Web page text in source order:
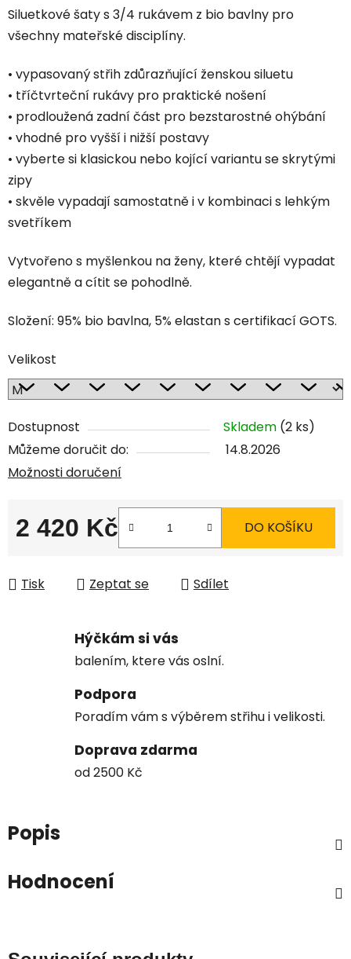
Siluetkové šaty s 3/4 rukávem z bio bavlny pro
všechny mateřské disciplíny.
• vypasovaný střih zdůrazňující ženskou siluetu
• tříčtvrteční rukávy pro praktické nošení
• prodloužená zadní část pro bezstarostné ohýbání
• vhodné pro vyšší i nižší postavy
• vyberte si klasickou nebo kojící variantu se skrytými
zipy
• skvěle vypadají samostatně i v kombinaci s lehkým
svetříkem
Vytvořeno s myšlenkou na ženy, které chtějí vypadat
elegantně a cítit se pohodlně.
Složení: 95% bio bavlna, 5% elastan s certifikací GOTS.
Velikost
Dostupnost Skladem (2 ks)
Můžeme doručit do:
14.8.2026
Možnosti doručení
2 420 Kč DO KOŠÍKU
Tisk Zeptat se Sdílet
Hýčkám si vás
balením, ktere vás oslní.
Podpora
Poradím vám s výběrem střihu i velikosti.
Doprava zdarma
od 2500 Kč
Popis
Hodnocení